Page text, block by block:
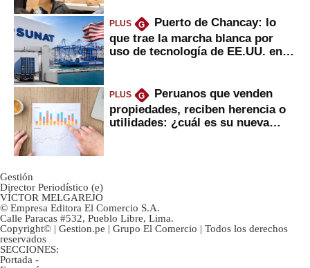
PLUS G
Puerto de Chancay: lo
que trae la marcha blanca por
uso de tecnología de EE.UU. en
PLUS G
Peruanos que venden
propiedades, reciben herencia o
utilidades: ¿cuál es su nueva
Gestión
Director Periodístico (e)
VÍCTOR MELGAREJO
© Empresa Editora El Comercio S.A.
Calle Paracas #532, Pueblo Libre, Lima.
Copyright© | Gestion.pe | Grupo El Comercio | Todos los derechos
reservados
SECCIONES:
Portada -